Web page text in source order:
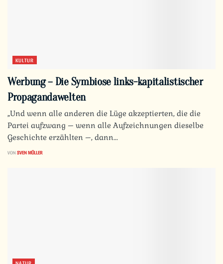
KULTUR
Werbung – Die Symbiose links-kapitalistischer
Propagandawelten
„Und wenn alle anderen die Lüge akzeptierten, die die
Partei aufzwang – wenn alle Aufzeichnungen dieselbe
Geschichte erzählten –, dann...
VON SVEN MÜLLER